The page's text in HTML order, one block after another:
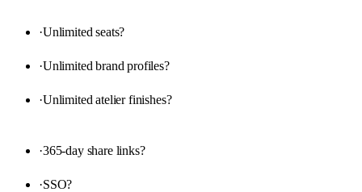
·Unlimited seats?
·Unlimited brand profiles?
·Unlimited atelier finishes?
·365-day share links?
·SSO?